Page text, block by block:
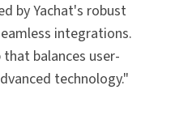
by Yachat's robust
integrations.
balances user-
technology."